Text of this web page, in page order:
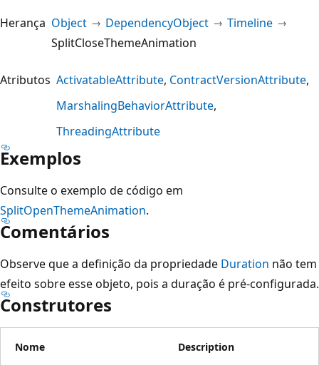
Herança Object DependencyObject
Timeline
SplitCloseThemeAnimation
Atributos ActivatableAttribute ContractVersionAttribute
MarshalingBehaviorAttribute
ThreadingAttribute
Exemplos
Consulte o exemplo de código em
SplitOpenThemeAnimation.
Comentários
Observe que a definição da propriedade Duration não tem
efeito sobre esse objeto, pois a duração é pré-configurada.
Construtores
Nome Description